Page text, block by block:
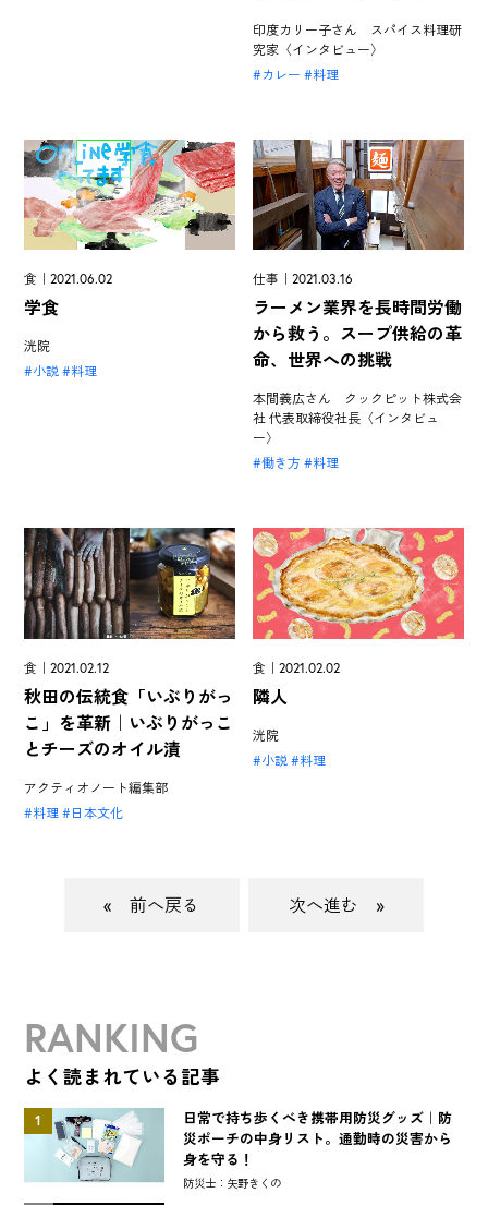
印度カリー子さん スパイス料理研
究家〈インタビュー〉
カレー
料理
食｜2021.06.02
学食
洸院
小説
料理
仕事｜2021.03.16
ラーメン業界を長時間労働
から救う。スープ供給の革
命、世界への挑戦
本間義広さん クックピット株式会
社 代表取締役社長〈インタビュ
ー〉
働き方
料理
食｜2021.02.12
秋田の伝統食「いぶりがっ
こ」を革新｜いぶりがっこ
とチーズのオイル漬
アクティオノート編集部
料理
日本文化
食｜2021.02.02
隣人
洸院
小説
料理
« »
RANKING
よく読まれている記事
1
日常で持ち歩くべき携帯用防災グッズ｜防
災ポーチの中身リスト。通勤時の災害から
身を守る！
防災士：矢野きくの